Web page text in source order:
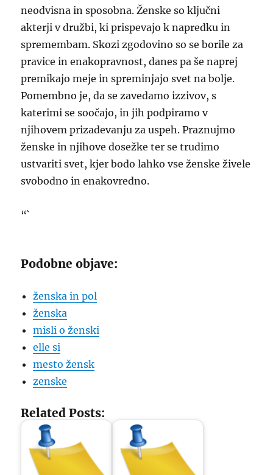
neodvisna in sposobna. Ženske so ključni
akterji v družbi, ki prispevajo k napredku in
spremembam. Skozi zgodovino so se borile za
pravice in enakopravnost, danes pa še naprej
premikajo meje in spreminjajo svet na bolje.
Pomembno je, da se zavedamo izzivov, s
katerimi se soočajo, in jih podpiramo v
njihovem prizadevanju za uspeh. Praznujmo
ženske in njihove dosežke ter se trudimo
ustvariti svet, kjer bodo lahko vse ženske živele
svobodno in enakovredno.
“`
Podobne objave:
ženska in pol
ženska
misli o ženski
elle si
mesto žensk
zenske
Related Posts: